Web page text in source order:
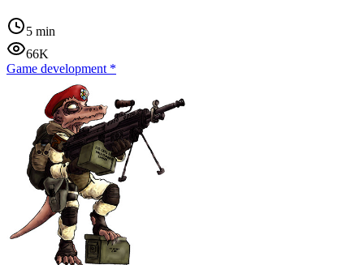
5 min
66K
Game development *